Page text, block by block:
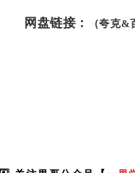
网盘链接： （夸克&